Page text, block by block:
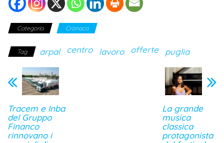
Categoria Cronaca
Tag arpal centro lavoro offerte puglia
Tracem e Inba
del Gruppo
Financo
rinnovano i
La grande
musica
classica
protagonista